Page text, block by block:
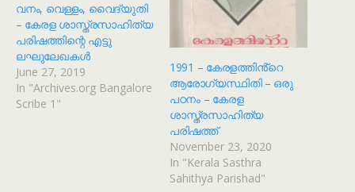
വനം, വെള്ളം, വൈദ്യുതി
– കേരള ശാസ്ത്രസാഹിത്യ
പരിഷത്തിന്റെ എട്ടു
ലഘുലേഖകൾ
June 27, 2019
In "Archives.org Bangalore
Scribe 1"
1991 – കേരളത്തിൻ്റെ
ആരോഗ്യസ്ഥിതി – ഒരു
പഠനം – കേരള
ശാസ്ത്രസാഹിത്യ
പരിഷത്ത്
November 23, 2020
In "Kerala Sasthra
Sahithya Parishad"